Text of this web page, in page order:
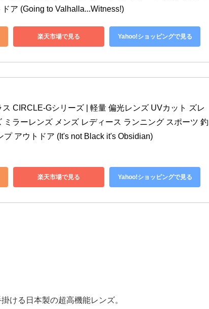
ア (Going to Valhalla...Witness!)
楽天市場で見る Yahoo!ショッピングで見る
CIRCLE-Gシリーズ | 軽量 偏光レンズ UVカット ズレ
ミラーレンズ メンズ レディース ランニング スポーツ 釣
プ アウトドア (It's not Black it's Obsidian)
楽天市場で見る Yahoo!ショッピングで見る
ける日本製の超高機能レンズ。